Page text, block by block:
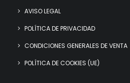
AVISO LEGAL
POLÍTICA DE PRIVACIDAD
CONDICIONES GENERALES DE VENTA
POLÍTICA DE COOKIES (UE)